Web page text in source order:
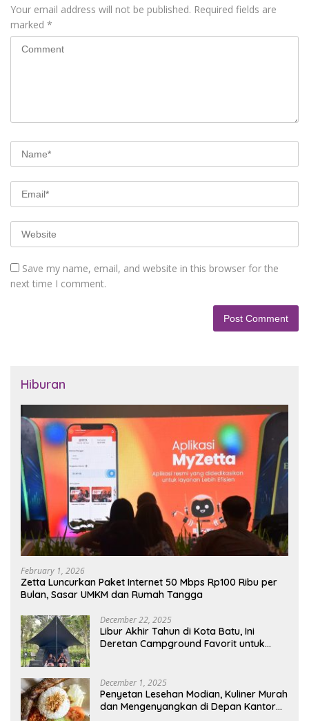
Your email address will not be published. Required fields are
marked *
Save my name, email, and website in this browser for the
next time I comment.
Hiburan
February 1, 2026
Zetta Luncurkan Paket Internet 50 Mbps Rp100 Ribu per
Bulan, Sasar UMKM dan Rumah Tangga
December 22, 2025
Libur Akhir Tahun di Kota Batu, Ini
Deretan Campground Favorit untuk
December 1, 2025
Penyetan Lesehan Modian, Kuliner Murah
dan Mengenyangkan di Depan Kantor